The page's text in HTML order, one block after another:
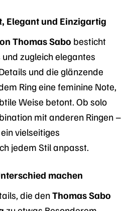
Elegant und Einzigartig
Thomas Sabo besticht
zugleich elegantes
und die glänzende
Ring eine feminine Note,
Weise betont. Ob solo
mit anderen Ringen –
vielseitiges
jedem Stil anpasst.
machen
die denThomas Sabo